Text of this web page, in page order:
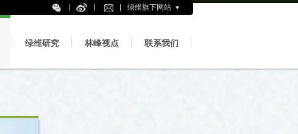
绿维旗下网站
绿维研究 林峰视点 联系我们